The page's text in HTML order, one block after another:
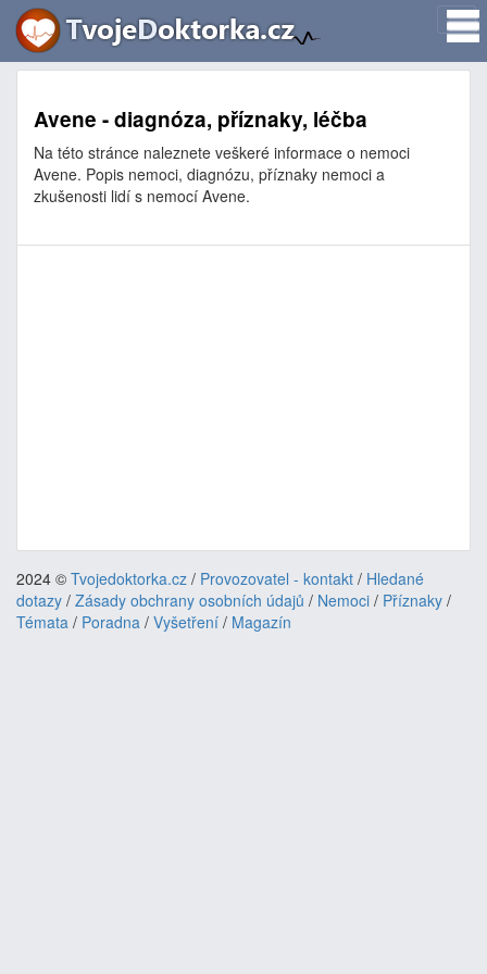
Avene - diagnóza, příznaky, léčba
Na této stránce naleznete veškeré informace o nemoci
Avene. Popis nemoci, diagnózu, příznaky nemoci a
zkušenosti lidí s nemocí Avene.
2024 © Tvojedoktorka.cz / Provozovatel - kontakt / Hledané
dotazy / Zásady obchrany osobních údajů / Nemoci / Příznaky /
Témata / Poradna / Vyšetření / Magazín